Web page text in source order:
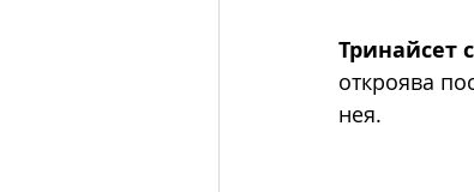
Тринайсет
откроява
нея.